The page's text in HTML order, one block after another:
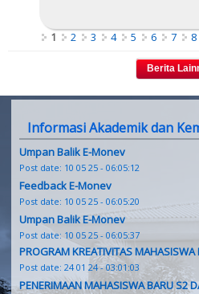
Pages 1 2 3 4 5 6 7 8
Informasi Akademik dan
Umpan Balik E-Monev
Post date: 10 05 25 - 06:05:12
Feedback E-Monev
Post date: 10 05 25 - 06:05:20
Umpan Balik E-Monev
Post date: 10 05 25 - 06:05:37
PROGRAM KREATIVITAS
Post date:24 01 24 - 03:01:03
PENERIMAAN MAHASISWA BARU S2